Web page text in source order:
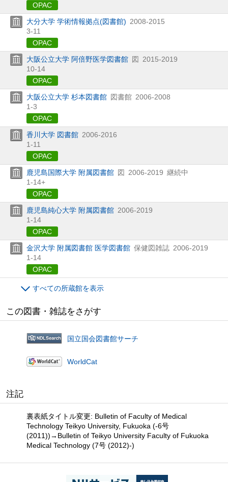
OPAC
大分大学 学術情報拠点(図書館) 2008-2015
3-11
OPAC
大阪公立大学 阿倍野医学図書館 図 2015-2019
10-14
OPAC
大阪公立大学 杉本図書館 図書館 2006-2008
1-3
OPAC
香川大学 図書館 2006-2016
1-11
OPAC
鹿児島国際大学 附属図書館 図 2006-2019 継続中
1-14+
OPAC
鹿児島純心大学 附属図書館 2006-2019
1-14
OPAC
金沢大学 附属図書館 医学図書館 保健図雑誌 2006-2019
1-14
OPAC
すべての所蔵館を表示
この図書・雑誌をさがす
国立国会図書館サーチ
WorldCat
注記
裏表紙タイトル変更: Bulletin of Faculty of Medical
Technology Teikyo University, Fukuoka (-6号
(2011))→Bulletin of Teikyo University Faculty of Fukuoka
Medical Technology (7号 (2012)-)